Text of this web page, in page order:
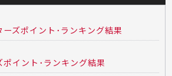
ズポイント･ランキング結果
イント･ランキング結果